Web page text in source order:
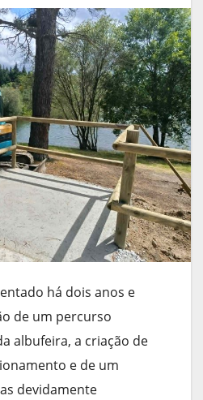
há dois anos e
de um percurso
albufeira, a criação de
e de um
devidamente